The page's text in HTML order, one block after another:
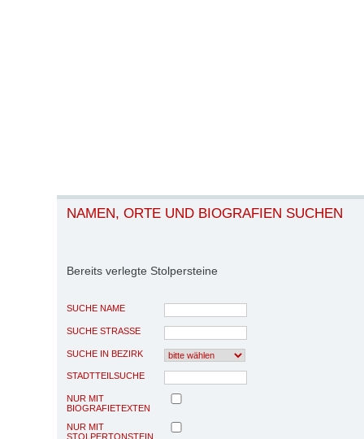
NAMEN, ORTE UND BIOGRAFIEN SUCHEN
Bereits verlegte Stolpersteine
SUCHE NAME
SUCHE STRASSE
SUCHE IN BEZIRK
STADTTEILSUCHE
NUR MIT
BIOGRAFIETEXTEN
NUR MIT
STOLPERTONSTEIN